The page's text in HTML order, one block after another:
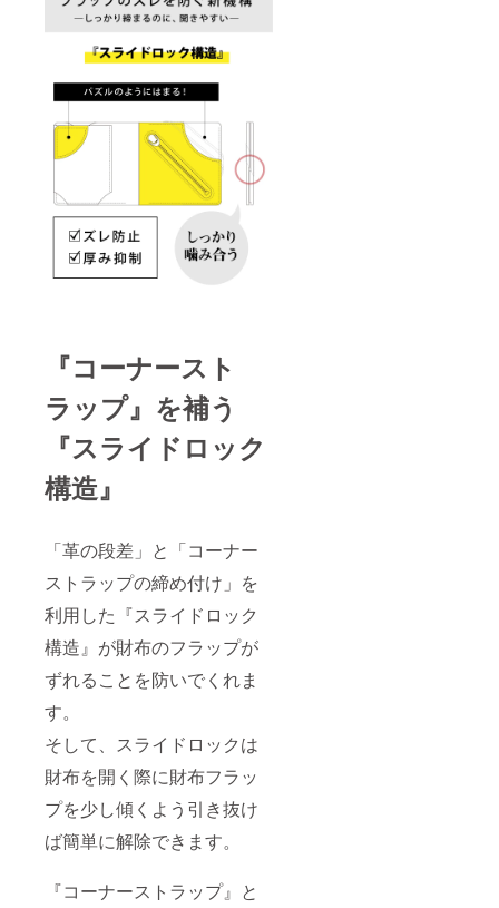
『コーナースト
ラップ』を補う
『スライドロック
構造』
「革の段差」と「コーナー
ストラップの締め付け」を
利用した『スライドロック
構造』が財布のフラップが
ずれることを防いでくれま
す。
そして、スライドロックは
財布を開く際に財布フラッ
プを少し傾くよう引き抜け
ば簡単に解除できます。
『コーナーストラップ』と